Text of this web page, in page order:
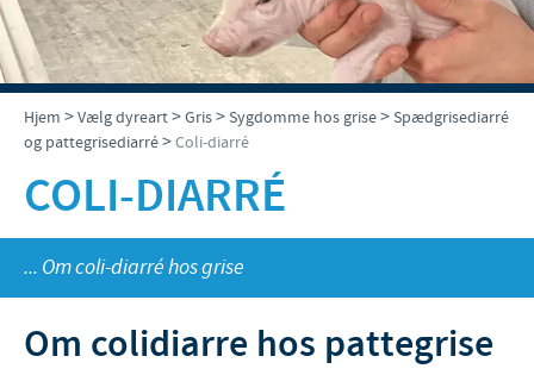
Ceva Nordic
FOR DYRLÆGER: PRODUKTER
Til kæledyr
Til stordyr
VÆLG DYREART
Kæledyr
Gris
Kvæg
NYHEDER & EVENTS
Nyheder
TIL FORHANDLERE
Ceva Onlineuddannelse
KONTAKT
Ledelsen Ceva Nordic
Hjem >Vælg dyreart>Gris>Sygdomme hos grise>Spædgrisediarré
og pattegrisediarré>Coli-diarré
COLI-DIARRÉ
... Om coli-diarré hos grise
Om colidiarre hos pattegrise